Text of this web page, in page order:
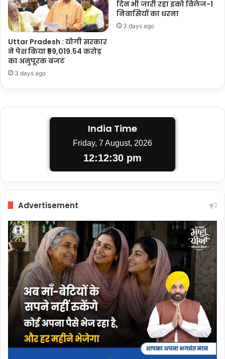
Uttar Pradesh : योगी सरकार
ने पेश किया ₹59,019.54 करोड़
का अनुपूरक बजट
3 days ago
दिन भी जारी रहा इको विलेज-1
निवासियों का धरना
3 days ago
India Time
Friday, 7 August, 2026
12:12:31 pm
Advertisement